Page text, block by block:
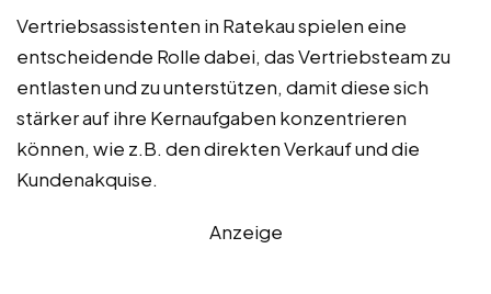
Vertriebsassistenten in Ratekau spielen eine
entscheidende Rolle dabei, das Vertriebsteam zu
entlasten und zu unterstützen, damit diese sich
stärker auf ihre Kernaufgaben konzentrieren
können, wie z.B. den direkten Verkauf und die
Kundenakquise.
Anzeige